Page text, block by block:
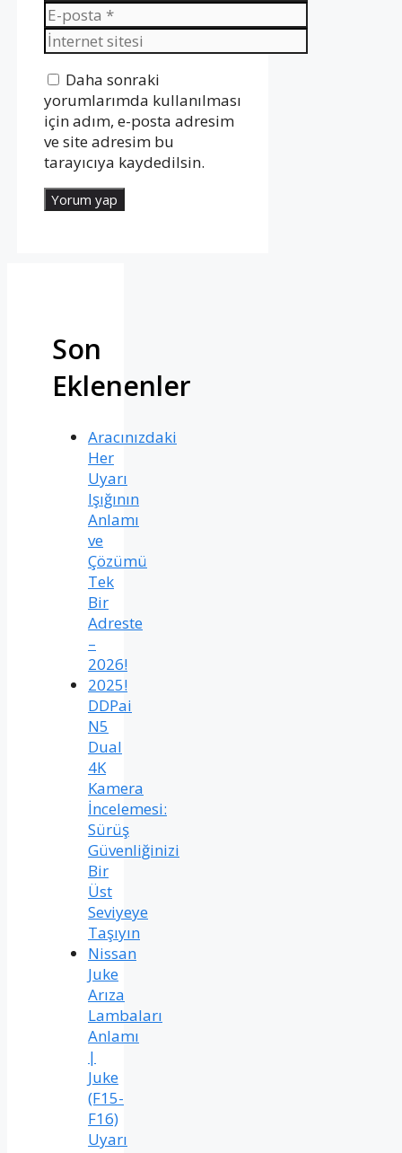
E-
posta
İnternet
sitesi
Daha sonraki
yorumlarımda kullanılması
için adım, e-posta adresim
ve site adresim bu
tarayıcıya kaydedilsin.
Son
Eklenenler
Aracınızdaki
Her
Uyarı
Işığının
Anlamı
ve
Çözümü
Tek
Bir
Adreste
–
2026!
2025!
DDPai
N5
Dual
4K
Kamera
İncelemesi:
Sürüş
Güvenliğinizi
Bir
Üst
Seviyeye
Taşıyın
Nissan
Juke
Arıza
Lambaları
Anlamı
|
Juke
(F15-
F16)
Uyarı